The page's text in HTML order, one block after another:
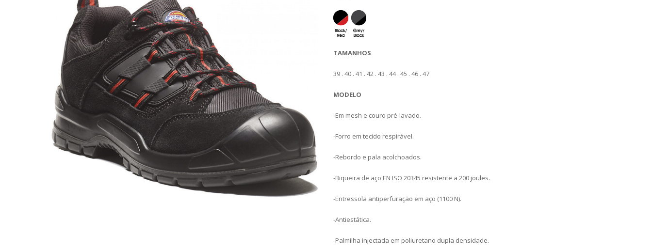
TAMANHOS
39 . 40 . 41 . 42 . 43 . 44 . 45 . 46 . 47
MODELO
-Em mesh e couro pré-lavado.
-Forro em tecido respirável.
-Rebordo e pala acolchoados.
-Biqueira de aço EN ISO 20345 resistente a 200 joules.
-Entressola antiperfuração em aço (1100 N).
-Antiestática.
-Palmilha injectada em poliuretano dupla densidade.